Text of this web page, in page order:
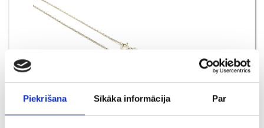
Piekrišana Sīkāka informācija Par